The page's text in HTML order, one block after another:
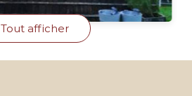
Tout afficher